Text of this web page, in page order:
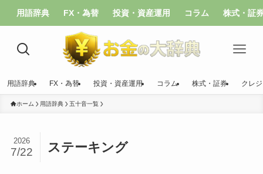
用語辞典 FX・為替 投資・資産運用 コラム 株式・証
用語辞典 FX・為替 投資・資産運用 コラム 株式・証券 クレ
ホーム 用語辞典 五十音一覧
ステーキング
2026
7/22